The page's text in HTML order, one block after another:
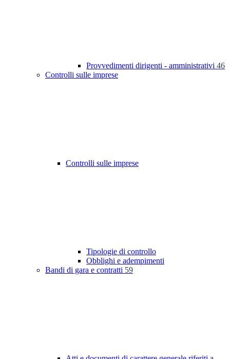
Provvedimenti dirigenti - amministrativi 46
Controlli sulle imprese
Controlli sulle imprese
Tipologie di controllo
Obblighi e adempimenti
Bandi di gara e contratti 59